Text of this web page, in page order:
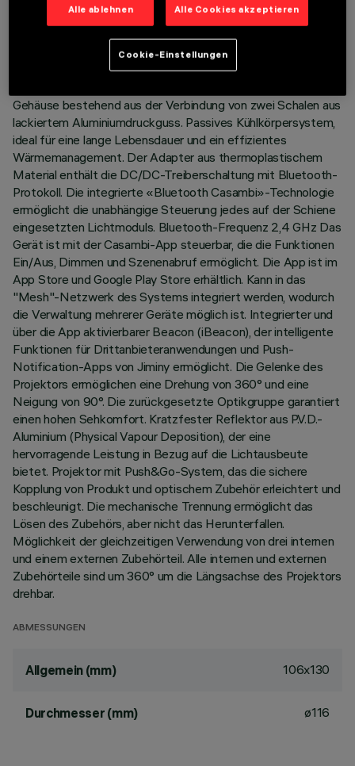
BESCHREIBUNG
Miniatur-Schwenkstrahler komplett mit Adapter zur
Installation auf einer 48V-Niedervoltschiene Superrail -
Version mit mechanischer Neigungsarretierung und
Gehäuse bestehend aus der Verbindung von zwei Schalen aus
lackiertem Aluminiumdruckguss. Passives Kühlkörpersystem,
ideal für eine lange Lebensdauer und ein effizientes
Wärmemanagement. Der Adapter aus thermoplastischem
Material enthält die DC/DC-Treiberschaltung mit Bluetooth-
Protokoll. Die integrierte «Bluetooth Casambi»-Technologie
ermöglicht die unabhängige Steuerung jedes auf der Schiene
eingesetzten Lichtmoduls. Bluetooth-Frequenz 2,4 GHz Das
Gerät ist mit der Casambi-App steuerbar, die die Funktionen
Ein/Aus, Dimmen und Szenenabruf ermöglicht. Die App ist im
App Store und Google Play Store erhältlich. Kann in das
"Mesh"-Netzwerk des Systems integriert werden, wodurch
die Verwaltung mehrerer Geräte möglich ist. Integrierter und
über die App aktivierbarer Beacon (iBeacon), der intelligente
Funktionen für Drittanbieteranwendungen und Push-
Notification-Apps von Jiminy ermöglicht. Die Gelenke des
Projektors ermöglichen eine Drehung von 360° und eine
Neigung von 90°. Die zurückgesetzte Optikgruppe garantiert
einen hohen Sehkomfort. Kratzfester Reflektor aus P.V.D.-
Aluminium (Physical Vapour Deposition), der eine
hervorragende Leistung in Bezug auf die Lichtausbeute
bietet. Projektor mit Push&Go-System, das die sichere
Kopplung von Produkt und optischem Zubehör erleichtert und
beschleunigt. Die mechanische Trennung ermöglicht das
Lösen des Zubehörs, aber nicht das Herunterfallen.
Möglichkeit der gleichzeitigen Verwendung von drei internen
und einem externen Zubehörteil. Alle internen und externen
Zubehörteile sind um 360° um die Längsachse des Projektors
drehbar.
ABMESSUNGEN
Allgemein (mm) 106x130
Durchmesser (mm) ø116
Alle ablehnen Alle Cookies akzeptieren
Cookie-Einstellungen